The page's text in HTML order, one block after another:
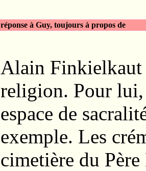
réponse à Guy, toujours à propos de
Alain Finkielkaut
religion. Pour lui,
espace de
exemple. Les
cimetière du